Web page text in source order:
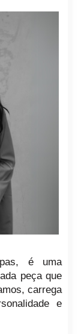
é uma
peça que
carrega
e